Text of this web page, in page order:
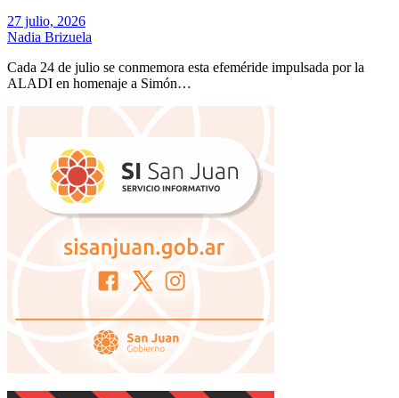
27 julio, 2026
Nadia Brizuela
Cada 24 de julio se conmemora esta efeméride impulsada por la
ALADI en homenaje a Simón…